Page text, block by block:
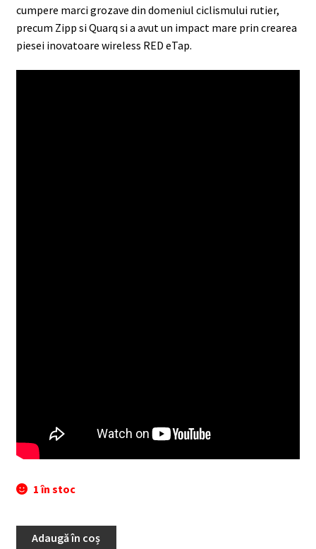
cumpere marci grozave din domeniul ciclismului rutier,
precum Zipp si Quarq si a avut un impact mare prin crearea
piesei inovatoare wireless RED eTap.
1 în stoc
Adaugă în coș